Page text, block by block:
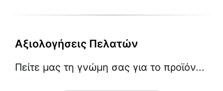
Αξιολογήσεις Πελατών
Πείτε μας τη γνώμη σας για το προϊόν...